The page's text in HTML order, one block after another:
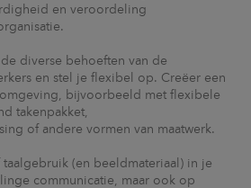
en veroordeling
diverse behoeften van de
en stel je flexibel op. Creëer een
bijvoorbeeld met flexibele
takenpakket,
of andere vormen van maatwerk.
taalgebruik (en beeldmateriaal) in je
communicatie, maar ook op